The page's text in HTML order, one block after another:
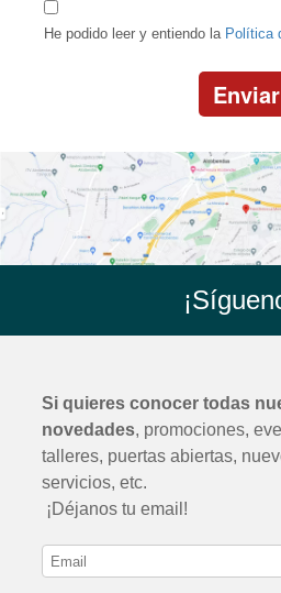
He podido leer y entiendo la Política
Enviar